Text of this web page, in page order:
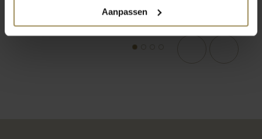
Aanpassen
1